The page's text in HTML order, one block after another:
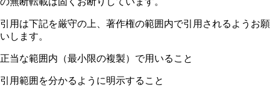
引用は下記を厳守の上、著作権の範囲内で引用されるようお願
いします。
正当な範囲内（最小限の複製）で用いること
引用範囲を分かるように明示すること